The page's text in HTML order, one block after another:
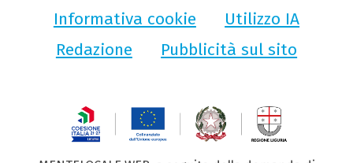
Informativa cookie
Utilizzo IA
Redazione
Pubblicità sul sito